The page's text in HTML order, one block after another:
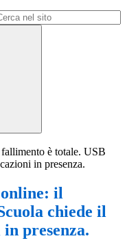
è totale. USB
in presenza.
il
chiede il
presenza.